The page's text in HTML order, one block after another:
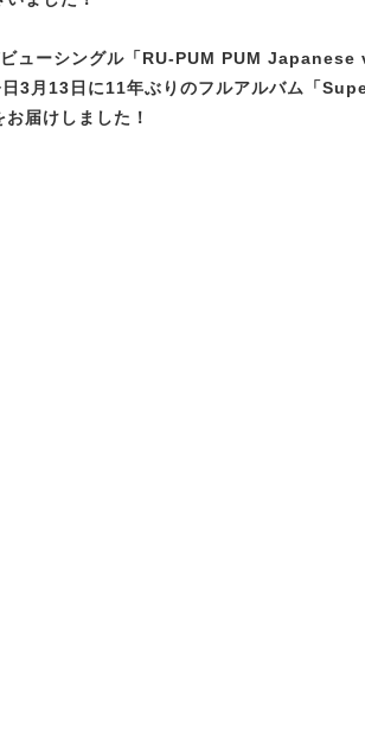
ビューシングル「RU-PUM PUM Japanese
3月13日に11年ぶりのフルアルバム
「
届けしました！